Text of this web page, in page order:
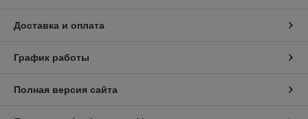
Доставка и оплата
График работы
Полная версия сайта